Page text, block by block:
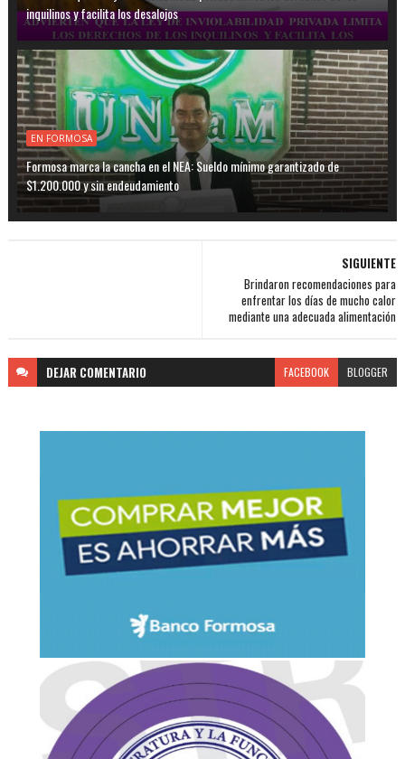
inquilinos y facilita los desalojos
EN FORMOSA
Formosa marca la cancha en el NEA: Sueldo mínimo garantizado de
$1.200.000 y sin endeudamiento
SIGUIENTE
Brindaron recomendaciones para
enfrentar los días de mucho calor
mediante una adecuada alimentación
DEJAR COMENTARIO FACEBOOK BLOGGER